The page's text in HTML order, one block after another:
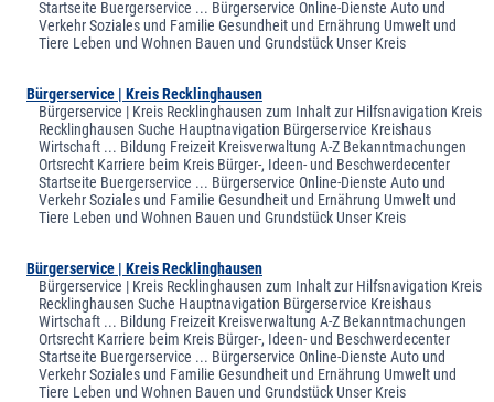
Startseite Buergerservice ... Bürgerservice Online-Dienste Auto und
Verkehr Soziales und Familie Gesundheit und Ernährung Umwelt und
Tiere Leben und Wohnen Bauen und Grundstück Unser Kreis
Bürgerservice | Kreis Recklinghausen
Bürgerservice | Kreis Recklinghausen zum Inhalt zur Hilfsnavigation Kreis
Recklinghausen Suche Hauptnavigation Bürgerservice Kreishaus
Wirtschaft ... Bildung Freizeit Kreisverwaltung A-Z Bekanntmachungen
Ortsrecht Karriere beim Kreis Bürger-, Ideen- und Beschwerdecenter
Startseite Buergerservice ... Bürgerservice Online-Dienste Auto und
Verkehr Soziales und Familie Gesundheit und Ernährung Umwelt und
Tiere Leben und Wohnen Bauen und Grundstück Unser Kreis
Bürgerservice | Kreis Recklinghausen
Bürgerservice | Kreis Recklinghausen zum Inhalt zur Hilfsnavigation Kreis
Recklinghausen Suche Hauptnavigation Bürgerservice Kreishaus
Wirtschaft ... Bildung Freizeit Kreisverwaltung A-Z Bekanntmachungen
Ortsrecht Karriere beim Kreis Bürger-, Ideen- und Beschwerdecenter
Startseite Buergerservice ... Bürgerservice Online-Dienste Auto und
Verkehr Soziales und Familie Gesundheit und Ernährung Umwelt und
Tiere Leben und Wohnen Bauen und Grundstück Unser Kreis